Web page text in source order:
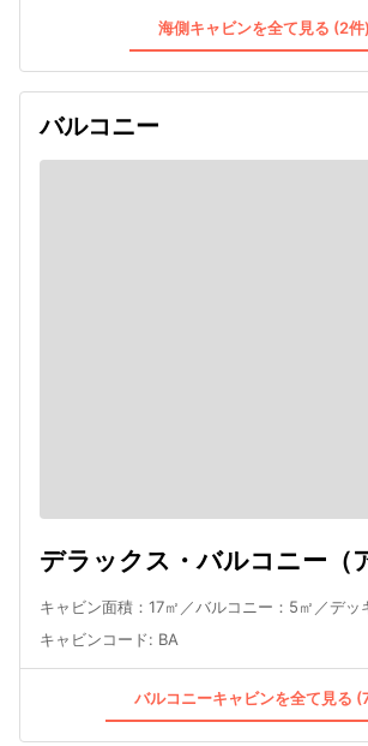
海側キャビンを全て見る (2件)
バルコニー
デラックス・バルコニー（
キャビン面積：17㎡／バルコニー：5㎡／デッ
キャビンコード: BA
バルコニーキャビンを全て見る